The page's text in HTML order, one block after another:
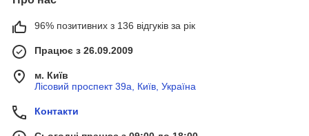
96% позитивних з 136 відгуків за рік
Працює з 26.09.2009
м. Київ
Лісовий проспект 39а, Київ, Україна
Контакти